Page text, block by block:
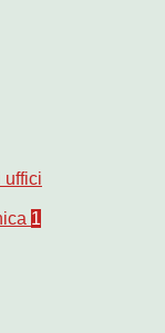
uffici
1